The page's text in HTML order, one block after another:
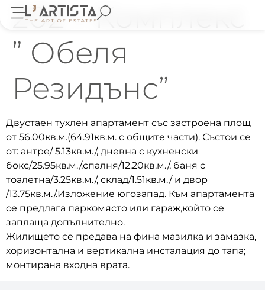
202 – Комплекс
” Обеля
Резидънс”
Двустаен тухлен апартамент със застроена площ
от 56.00кв.м.(64.91кв.м. с общите части). Състои се
от: антре/ 5.13кв.м./, дневна с кухненски
бокс/25.95кв.м./,спалня/12.20кв.м./, баня с
тоалетна/3.25кв.м./, склад/1.51кв.м./ и двор
/13.75кв.м./.Изложение югозапад. Към апартамента
се предлага паркомясто или гараж,който се
заплаща допълнително.
Жилището се предава на фина мазилка и замазка,
хоризонтална и вертикална инсталация до тапа;
монтирана входна врата.